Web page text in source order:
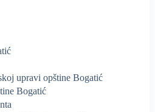
upravi opštine Bogatić
Bogatić